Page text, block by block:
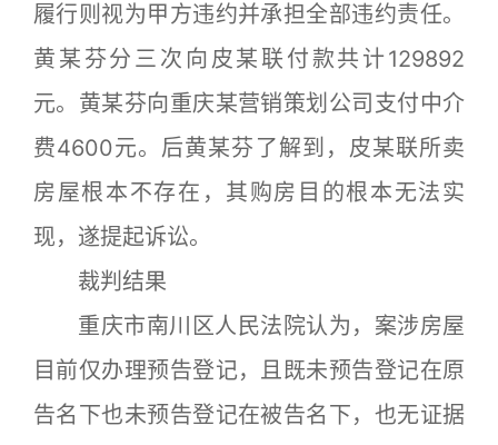
履行则视为甲方违约并承担全部违约责任。
黄某芬分三次向皮某联付款共计129892
元。黄某芬向重庆某营销策划公司支付中介
费4600元。后黄某芬了解到，皮某联所卖
房屋根本不存在，其购房目的根本无法实
现，遂提起诉讼。
裁判结果
重庆市南川区人民法院认为，案涉房屋
目前仅办理预告登记，且既未预告登记在原
告名下也未预告登记在被告名下，也无证据